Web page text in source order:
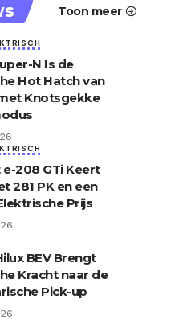
Toon meer
N Is de
Hot Hatch van
Knotsgekke
208 GTi Keert
281 PK en een
Prijs
BEV Brengt
Kracht naar de
Pick-up